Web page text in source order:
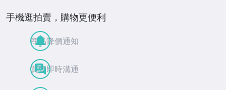
手機逛拍賣，購物更便利
商品降價通知
買賣即時溝通